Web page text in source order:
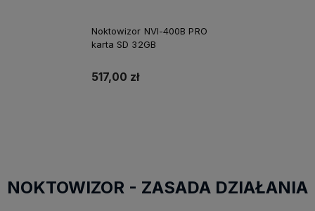
Noktowizor NVI-400B PRO
karta SD 32GB
517,00 zł
NOKTOWIZOR - ZASADA DZIAŁANIA